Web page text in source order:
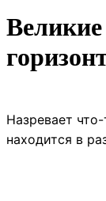
Назревает
находится в